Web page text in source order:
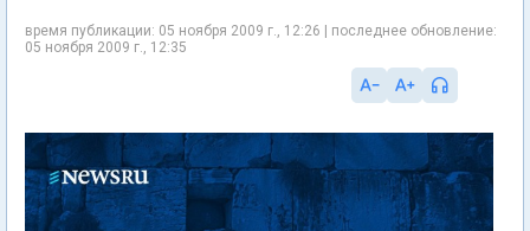
время публикации: 05 ноября 2009 г., 12:26 | последнее обновление:
05 ноября 2009 г., 12:35